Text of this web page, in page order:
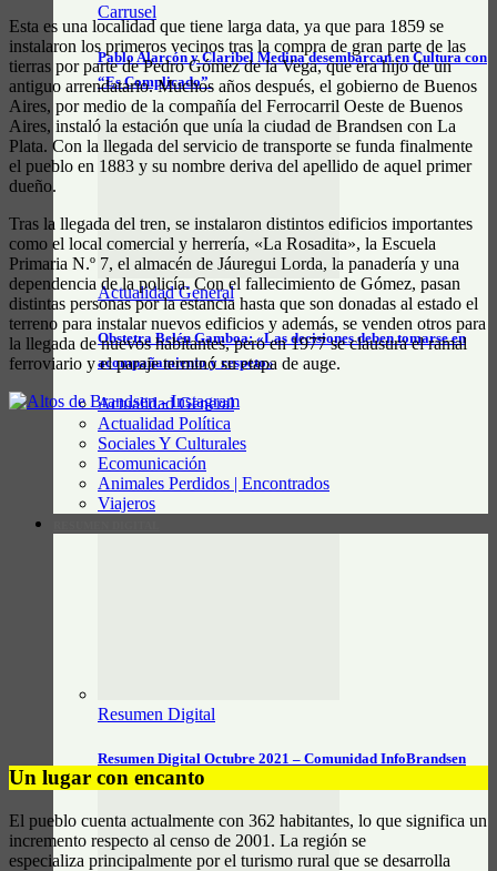
Carrusel
Pablo Alarcón y Claribel Medina desembarcan en Cultura con
“Es Complicado”
Actualidad General
Obstetra Belén Gamboa: «Las decisiones deben tomarse en
acompañamiento y respeto»
Actualidad General
Actualidad Política
Sociales Y Culturales
Ecomunicación
Animales Perdidos | Encontrados
Viajeros
Resumen Digital
Resumen Digital Octubre 2021 – Comunidad InfoBrandsen
Esta es una localidad que tiene larga data, ya que para 1859 se
instalaron los primeros vecinos tras la compra de gran parte de las
tierras por parte de Pedro Gómez de la Vega, que era hijo de un
antiguo arrendatario. Muchos años después, el gobierno de Buenos
Aires, por medio de la compañía del Ferrocarril Oeste de Buenos
Aires, instaló la estación que unía la ciudad de Brandsen con La
Plata. Con la llegada del servicio de transporte se funda finalmente
el pueblo en 1883 y su nombre deriva del apellido de aquel primer
dueño.
Tras la llegada del tren, se instalaron distintos edificios importantes
como el local comercial y herrería, «La Rosadita», la Escuela
Primaria N.º 7, el almacén de Jáuregui Lorda, la panadería y una
dependencia de la policía. Con el fallecimiento de Gómez, pasan
distintas personas por la estancia hasta que son donadas al estado el
terreno para instalar nuevos edificios y además, se venden otros para
la llegada de nuevos habitantes, pero en 1977 se clausura el ramal
ferroviario y el paraje terminó su etapa de auge.
Un lugar con encanto
El pueblo cuenta actualmente con 362 habitantes, lo que significa un
incremento respecto al censo de 2001. La región se
especializa principalmente por el turismo rural que se desarrolla